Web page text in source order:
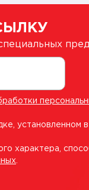
установленном в
характера,